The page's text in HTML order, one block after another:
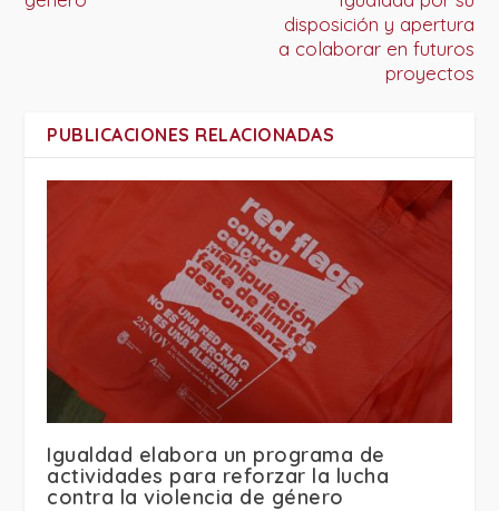
disposición y apertura
a colaborar en futuros
proyectos
PUBLICACIONES RELACIONADAS
Igualdad elabora un programa de
actividades para reforzar la lucha
contra la violencia de género